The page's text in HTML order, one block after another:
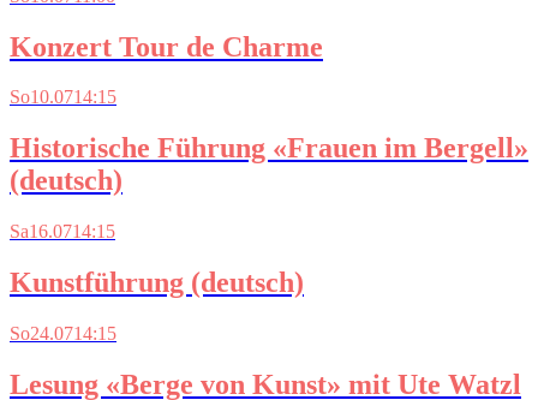
Konzert Tour de Charme
So10.0714:15
Historische Führung «Frauen im Bergell»
(deutsch)
Sa16.0714:15
Kunstführung (deutsch)
So24.0714:15
Lesung «Berge von Kunst» mit Ute Watzl